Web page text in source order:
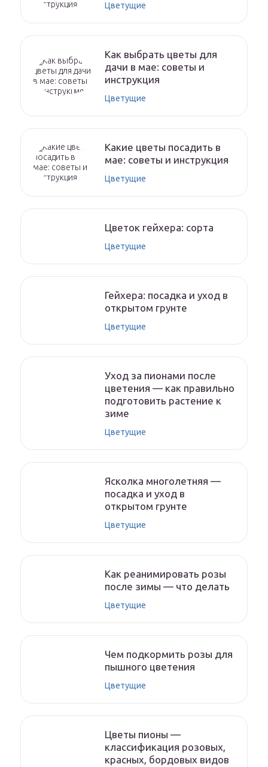
Цветущие
Как выбрать цветы для
дачи в мае: советы и
инструкция
Цветущие
Какие цветы посадить в
мае: советы и инструкция
Цветущие
Цветок гейхера: сорта
Цветущие
Гейхера: посадка и уход в
открытом грунте
Цветущие
Уход за пионами после
цветения — как правильно
подготовить растение к
зиме
Цветущие
Ясколка многолетняя —
посадка и уход в
открытом грунте
Цветущие
Как реанимировать розы
после зимы — что делать
Цветущие
Чем подкормить розы для
пышного цветения
Цветущие
Цветы пионы —
классификация розовых,
красных, бордовых видов